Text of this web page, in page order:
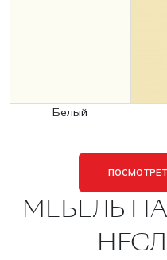
Белый
МЕБЕЛЬ